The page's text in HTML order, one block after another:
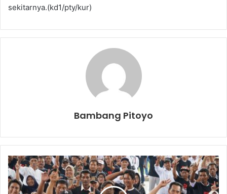
sekitarnya.(kd1/pty/kur)
Bambang Pitoyo